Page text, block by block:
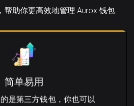
帮助你更高效地管理 Aurox 钱包
简单易用
是第三方钱包，你也可以